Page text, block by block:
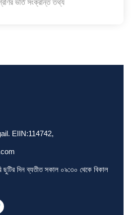
ভর্তি সংক্রান্ত তথ্য
EIIN:114742,
দিন ব্যতীত সকাল ০৯:৩০ থেকে বিকাল